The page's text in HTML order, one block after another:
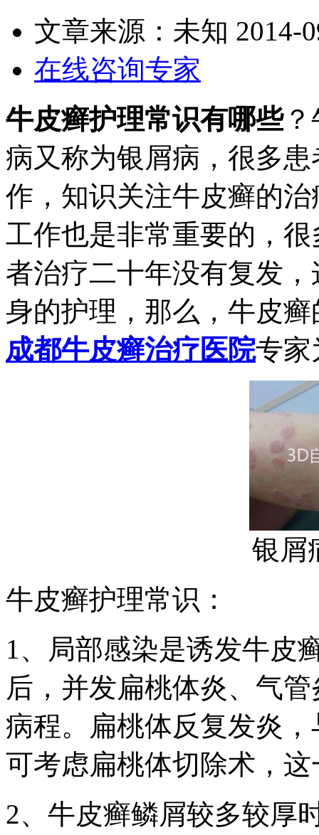
文章来源：未知 2014-
在线咨询专家
牛皮癣护理常识有哪些？
病又称为银屑病，很多
作，知识关注牛皮癣的
工作也是非常重要的，
者治疗二十年没有复发
身的护理，那么，牛皮
成都牛皮癣治疗医院专家
银屑
牛皮癣护理常识：
1、局部感染是诱发牛皮
后，并发扁桃体炎、气
病程。扁桃体反复发炎
可考虑扁桃体切除术，
2、牛皮癣鳞屑较多较厚